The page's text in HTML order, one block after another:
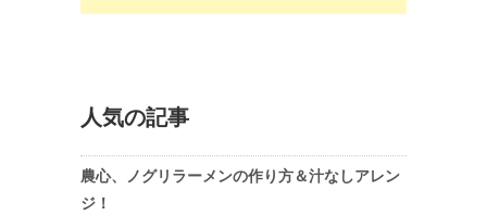
人気の記事
農心、ノグリラーメンの作り方＆汁なしアレン
ジ！